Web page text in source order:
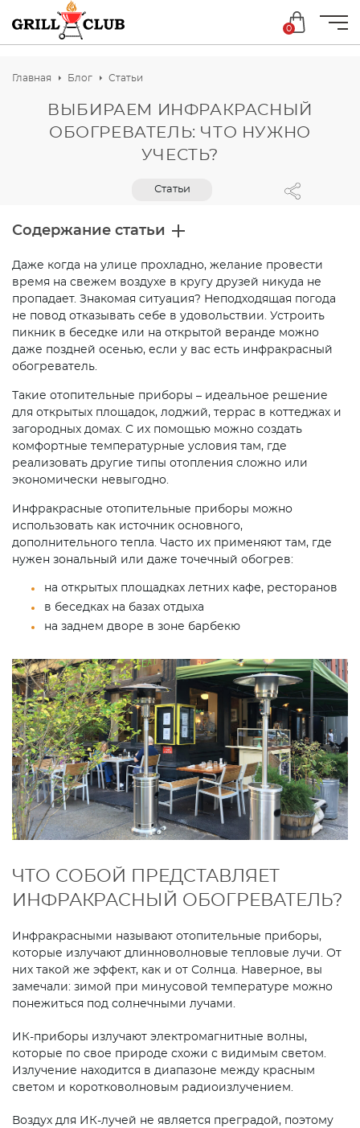
0
Главная Блог Статьи
ВЫБИРАЕМ ИНФРАКРАСНЫЙ
ОБОГРЕВАТЕЛЬ: ЧТО НУЖНО
УЧЕСТЬ?
Статьи
Содержание статьи
Даже когда на улице прохладно, желание провести
время на свежем воздухе в кругу друзей никуда не
пропадает. Знакомая ситуация? Неподходящая погода
не повод отказывать себе в удовольствии. Устроить
пикник в беседке или на открытой веранде можно
даже поздней осенью, если у вас есть инфракрасный
обогреватель.
Такие отопительные приборы – идеальное решение
для открытых площадок, лоджий, террас в коттеджах и
загородных домах. С их помощью можно создать
комфортные температурные условия там, где
реализовать другие типы отопления сложно или
экономически невыгодно.
Инфракрасные отопительные приборы можно
использовать как источник основного,
дополнительного тепла. Часто их применяют там, где
нужен зональный или даже точечный обогрев:
на открытых площадках летних кафе, ресторанов
в беседках на базах отдыха
на заднем дворе в зоне барбекю
ЧТО СОБОЙ ПРЕДСТАВЛЯЕТ
ИНФРАКРАСНЫЙ ОБОГРЕВАТЕЛЬ?
Инфракрасными называют отопительные приборы,
которые излучают длинноволновые тепловые лучи. От
них такой же эффект, как и от Солнца. Наверное, вы
замечали: зимой при минусовой температуре можно
понежиться под солнечными лучами.
ИК-приборы излучают электромагнитные волны,
которые по свое природе схожи с видимым светом.
Излучение находится в диапазоне между красным
светом и коротковолновым радиоизлучением.
Воздух для ИК-лучей не является преградой, поэтому